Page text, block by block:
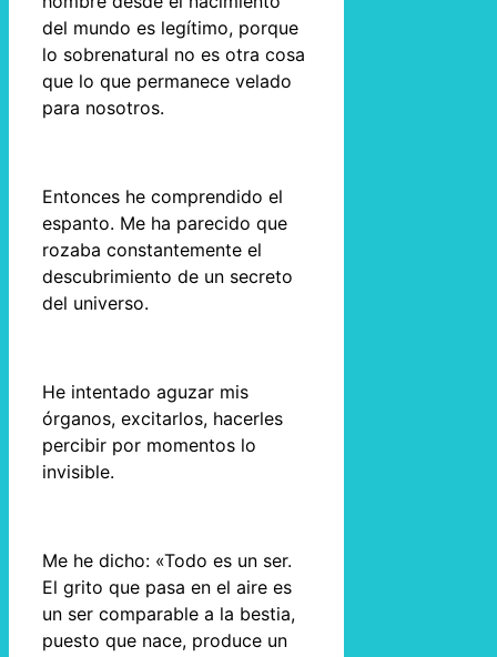
del mundo es legítimo, porque
lo sobrenatural no es otra cosa
que lo que permanece velado
para nosotros.
Entonces he comprendido el
espanto. Me ha parecido que
rozaba constantemente el
descubrimiento de un secreto
del universo.
He intentado aguzar mis
órganos, excitarlos, hacerles
percibir por momentos lo
invisible.
Me he dicho: «Todo es un ser.
El grito que pasa en el aire es
un ser comparable a la bestia,
puesto que nace, produce un